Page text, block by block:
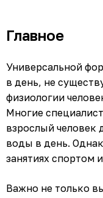
Главное
Универсальной
в день, не
физиологии
Многие
взрослый человек
воды в день.
занятиях спортом
Важно не только